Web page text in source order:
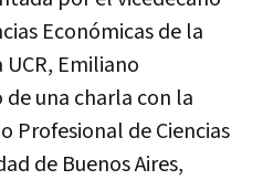
Económicas de la
Emiliano
una charla con la
Profesional de Ciencias
de Buenos Aires,